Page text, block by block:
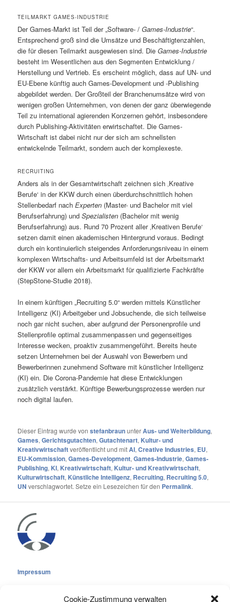
Cookie-Zustimmung verwalten
TEILMARKT GAMES-INDUSTRIE
Der Games-Markt ist Teil der „Software- /Games-Industrie“.
Entsprechend groß sind die Umsätze und Beschäftigtenzahlen,
die für diesen Teilmarkt ausgewiesen sind. DieGames-Industrie
besteht im Wesentlichen aus den Segmenten Entwicklung /
Herstellung und Vertrieb. Es erscheint möglich, dass auf UN- und
EU-Ebene künftig auch Games-Development und -Publishing
abgebildet werden. Der Großteil der Branchenumsätze wird von
wenigen großen Unternehmen, von denen der ganz überwiegende
Teil zu international agierenden Konzernen gehört, insbesondere
durch Publishing-Aktivitäten erwirtschaftet. Die Games-
Wirtschaft ist dabei nicht nur der sich am schnellsten
entwickelnde Teilmarkt, sondern auch der komplexeste.
RECRUITING
Anders als in der Gesamtwirtschaft zeichnen sich ‚Kreative
Berufe‘ in der KKW durch einen überdurchschnittlich hohen
Stellenbedarf nachExperten (Master- und Bachelor mit viel
Berufserfahrung) undSpezialisten (Bachelor mit wenig
Berufserfahrung) aus. Rund 70 Prozent aller ‚Kreativen Berufe‘
setzen damit einen akademischen Hintergrund voraus. Bedingt
durch ein kontinuierlich steigendes Anforderungsniveau in einem
komplexen Wirtschafts- und Arbeitsumfeld ist der Arbeitsmarkt
der KKW vor allem ein Arbeitsmarkt für qualifizierte Fachkräfte
(StepStone-Studie 2018).
In einem künftigen „Recruiting 5.0“ werden mittels Künstlicher
Intelligenz (KI) Arbeitgeber und Jobsuchende, die sich teilweise
noch gar nicht suchen, aber aufgrund der Personenprofile und
Stellenprofile optimal zusammenpassen und gegenseitiges
Interesse wecken, proaktiv zusammengeführt. Bereits heute
setzen Unternehmen bei der Auswahl von Bewerbern und
Bewerberinnen zunehmend Software mit künstlicher Intelligenz
(KI) ein. Die Corona-Pandemie hat diese Entwicklungen
zusätzlich verstärkt. Künftige Bewerbungsprozesse werden nur
noch digital laufen.
Dieser Eintrag wurde vonstefanbraununterAus- und Weiterbildung,
Games,Gerichtsgutachten,Gutachtenart, Kultur- und
Kreativwirtschaftveröffentlicht und mitAI,Creative Industries, EU,
EU-Kommission,Games-Development,Games-Industrie,Games-
Publishing, KI, Kreativwirtschaft, Kultur- und Kreativwirtschaft,
Kulturwirtschaft, Künstliche Intelligenz, Recruiting, Recruiting 5.0,
UN verschlagwortet. Setze ein Lesezeichen für den Permalink.
Impressum